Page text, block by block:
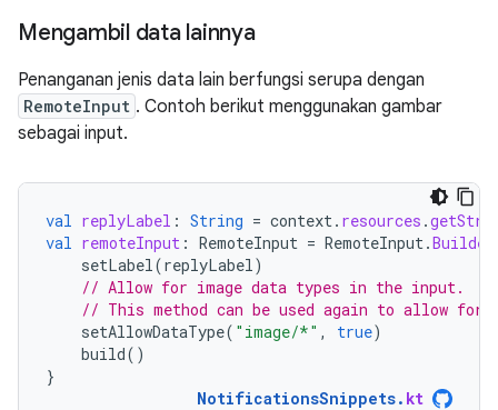
Mengambil data lainnya
Penanganan jenis data lain berfungsi serupa dengan
RemoteInput . Contoh berikut menggunakan gambar
sebagai input.
val replyLabel : String = context . resources .
val remoteInput : RemoteInput = RemoteInput .Builder
setLabel (replyLabel )
// Allow for image data types in the input.
// This method can be used again to allow for
setAllowDataType( "image/*" , true)
build()
}
NotificationsSnippets. kt